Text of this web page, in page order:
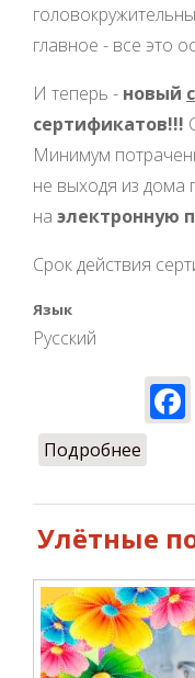
главное - все это
И теперь - новый
сертификатов!!!
Минимум
не выходя из дома
на электронную
Срок действия
Язык
Русский
Подробнее
Улётные